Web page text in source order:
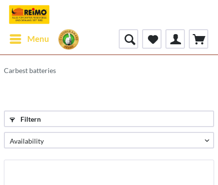
Menu
Carbest batteries
Filtern